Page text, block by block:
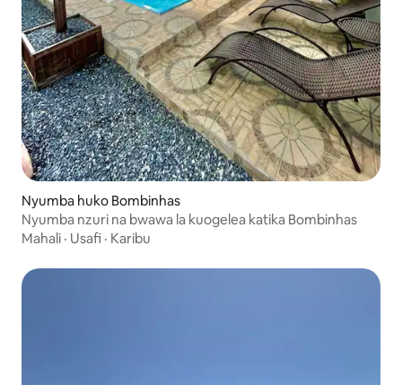
Nyumba huko Bombinhas
Nyumba nzuri na bwawa la kuogelea katika Bombinhas
Mahali · Usafi · Karibu